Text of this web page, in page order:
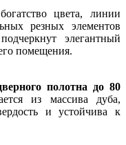
цвета, линии
резных элементов
элегантный
помещения.
полотна до 80
из массива дуба,
и устойчива к